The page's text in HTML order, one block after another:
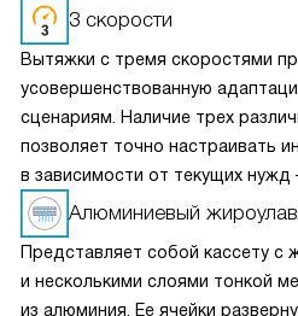
3 скорости
Вытяжки с тремя скоростями
усовершенствованную
сценариям. Наличие трех
позволяет точно настраивать
в зависимости от текущих нужд
вентиляция при медленном
удаление пара и запахов при
делает вытяжку
кулинарных задач и сохраняет
Алюминиевый
Представляет собой кассету с
и несколькими слоями тонкой
из алюминия. Ее ячейки